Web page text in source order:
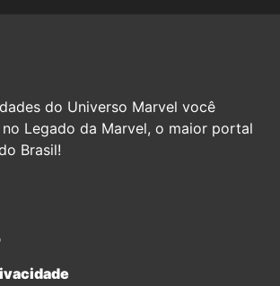
do Universo Marvel você
Legado da Marvel, o maior portal
Brasil!